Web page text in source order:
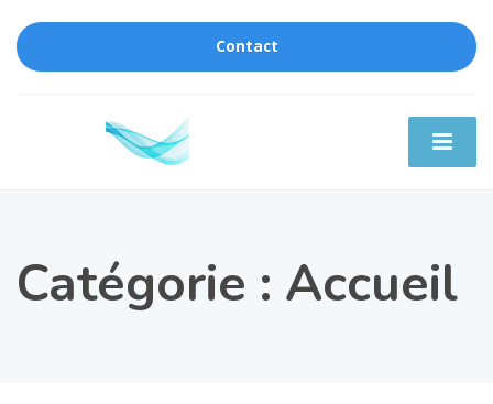
Contact
Catégorie : Accueil